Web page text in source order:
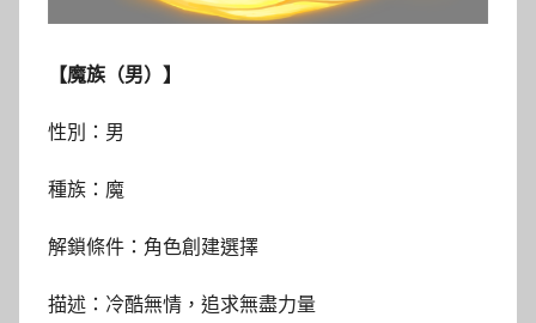
【魔族（男）】
性別：男
種族：魔
解鎖條件：角色創建選擇
描述：冷酷無情，追求無盡力量